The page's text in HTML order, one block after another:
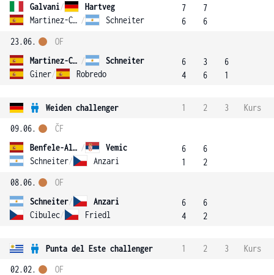
Galvani/
Hartveg
Martinez-Comet / Schneiter
7
6
7
6
23.06.
Martinez-Comet /
Schneiter
Giner/ Robredo
OF
6
4
3
6
6
1
Weiden challenger 1 2 3
Kurs
09.06.
Benfele-Alvarez /
Vemic
Schneiter/ Anzari
ČF
6
1
6
2
08.06.
Schneiter/
Anzari
Cibulec/ Friedl
OF
6
4
6
2
Punta del Este challenger 1 2 3
Kurs
02.02.
OF